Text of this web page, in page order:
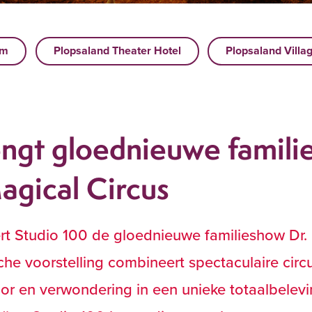
Plopsaland Theater Hotel Plopsaland
gloednieuwe
Circus
Studio 100 de gloednieuwe familieshow Dr.
voorstelling combineert spectaculaire
en verwondering in een unieke